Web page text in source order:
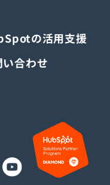
の活用支援
い合わせ